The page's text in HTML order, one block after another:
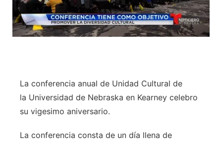
La conferencia anual de Unidad Cultural de
la Universidad de Nebraska en Kearney celebro
su vigesimo aniversario.
La conferencia consta de un día llena de